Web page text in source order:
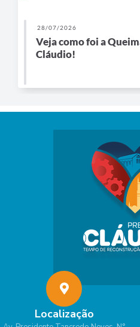
28/07/2026
Veja como foi a
Cláudio!
Localização